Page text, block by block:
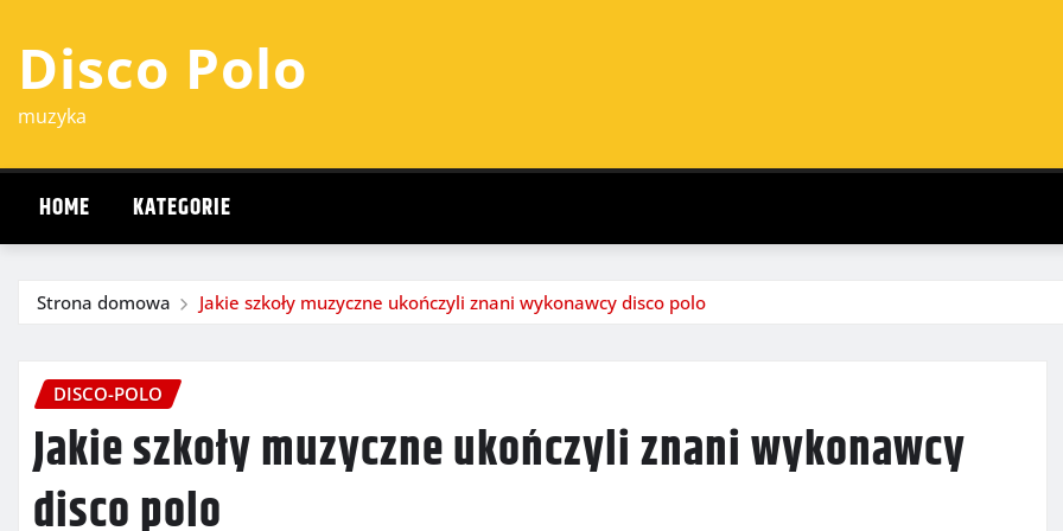
treściDisco Polo
muzyka
HOME KATEGORIE
Strona domowa Jakie szkoły muzyczne ukończyli znani wykonawcy disco polo
DISCO-POLO
Jakie szkoły muzyczne ukończyli znani wykonawcy
disco polo